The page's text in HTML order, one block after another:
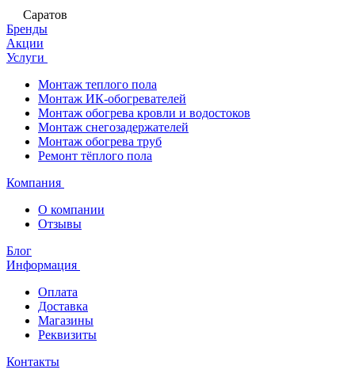
Саратов
Бренды
Акции
Услуги
Монтаж теплого пола
Монтаж ИК-обогревателей
Монтаж обогрева кровли и водостоков
Монтаж снегозадержателей
Монтаж обогрева труб
Ремонт тёплого пола
Компания
О компании
Отзывы
Блог
Информация
Оплата
Доставка
Магазины
Реквизиты
Контакты